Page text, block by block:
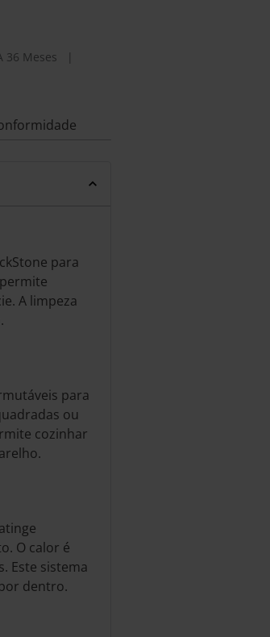
36 Meses
para
A limpeza
para
ou
cozinhar
O calor é
Este sistema
dentro.